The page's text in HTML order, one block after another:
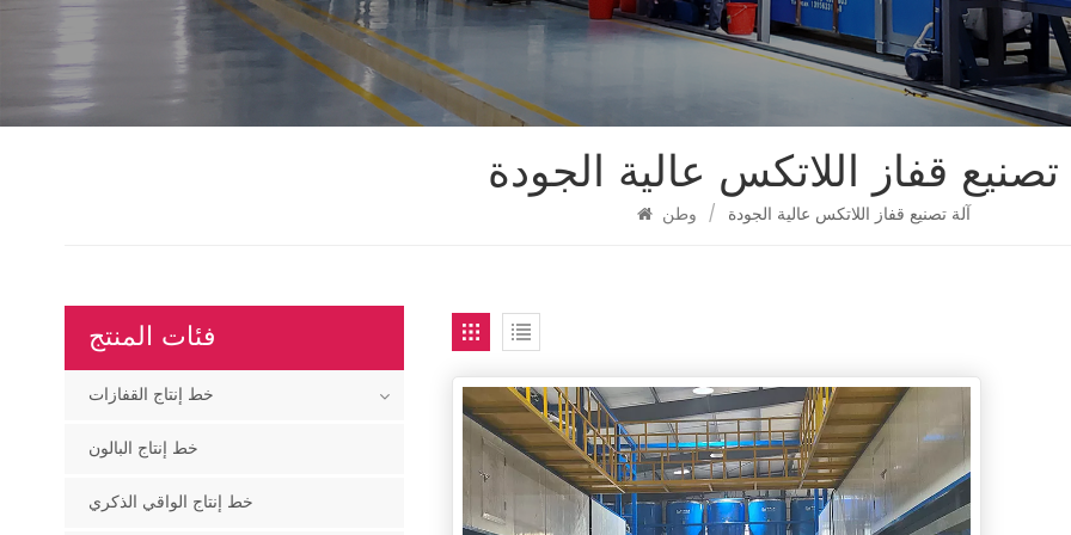
تصنيع قفاز اللاتكس عالية الجودة
وطن / آلة تصنيع قفاز اللاتكس عالية الجودة
فئات المنتج
خط إنتاج القفازات
خط إنتاج البالون
خط إنتاج الواقي الذكري